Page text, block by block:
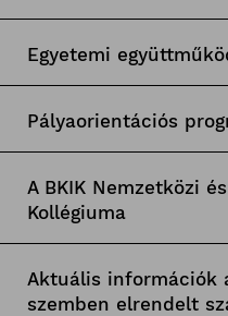
Egyetemi
Pályaorientációs
A BKIK Nemzetközi
Kollégiuma
Aktuális információk
szemben elrendelt